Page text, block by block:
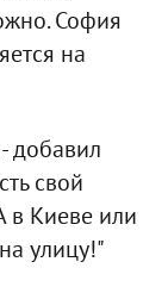
София
на
добавил
свой
в Киеве или
улицу!"